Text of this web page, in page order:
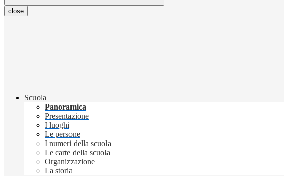
close
Scuola
Panoramica
Presentazione
I luoghi
Le persone
I numeri della scuola
Le carte della scuola
Organizzazione
La storia